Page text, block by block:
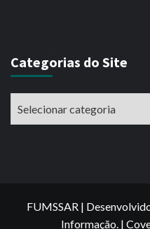
Categorias do Site
FUMSSAR |
Informação. |